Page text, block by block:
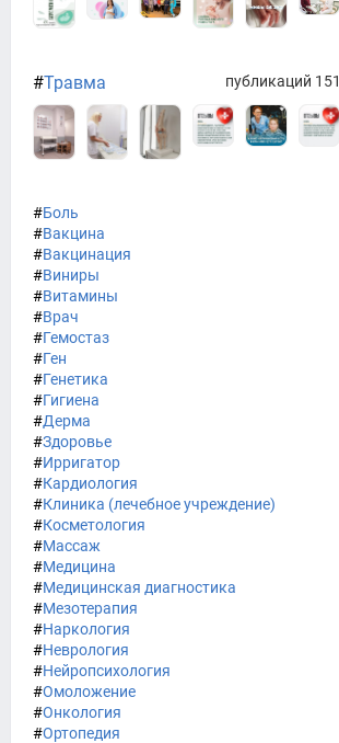
#Травма публикаций 151
#Боль
#Вакцина
#Вакцинация
#Виниры
#Витамины
#Врач
#Гемостаз
#Ген
#Генетика
#Гигиена
#Дерма
#Здоровье
#Ирригатор
#Кардиология
#Клиника (лечебное учреждение)
#Косметология
#Массаж
#Медицина
#Медицинская диагностика
#Мезотерапия
#Наркология
#Неврология
#Нейропсихология
#Омоложение
#Онкология
#Ортопедия